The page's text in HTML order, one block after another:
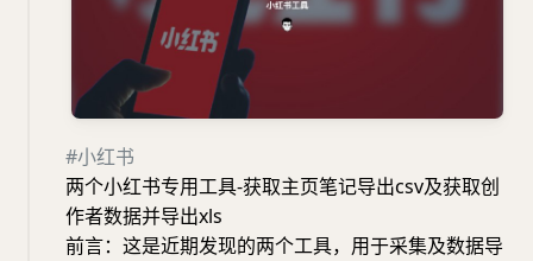
#小红书
两个小红书专用工具-获取主页笔记导出csv及获取创
作者数据并导出xls
前言：这是近期发现的两个工具，用于采集及数据导